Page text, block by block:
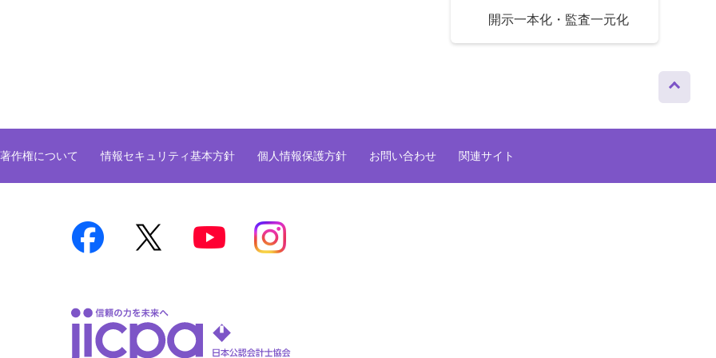
開示一本化・監査一元化
ップへ
作権について 情報セキュリティ基本方針 個人情報保護方針 お問い合わせ 関連サイト